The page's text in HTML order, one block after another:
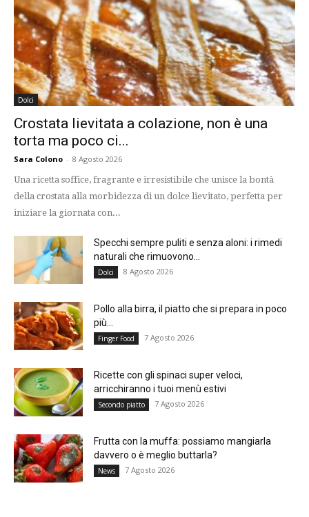
Dolci
Crostata lievitata a colazione, non è una
torta ma poco ci...
Sara Colono - 8 Agosto 2026
Una ricetta soffice, fragrante e irresistibile che unisce la bontà
della crostata alla morbidezza di un dolce lievitato, perfetta per
iniziare la giornata con...
Specchi sempre puliti e senza aloni: i rimedi
naturali che rimuovono...
Dolci 8 Agosto 2026
Pollo alla birra, il piatto che si prepara in poco
più...
Finger Food 7 Agosto 2026
Ricette con gli spinaci super veloci,
arricchiranno i tuoi menù estivi
Secondo piatto 7 Agosto 2026
Frutta con la muffa: possiamo mangiarla
davvero o è meglio buttarla?
News 7 Agosto 2026